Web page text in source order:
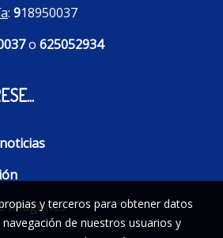
: 918950037
o 625052934
imágenesy terceros para obtener datos
de nuestros usuarios y